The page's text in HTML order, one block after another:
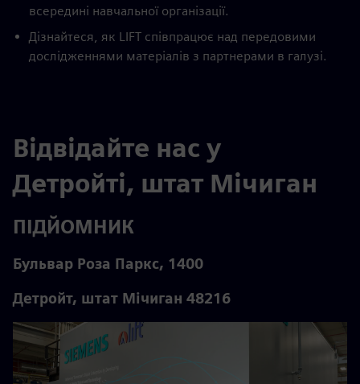
всередині навчальної організації.
Дізнайтеся, як LIFT співпрацює над передовими
дослідженнями матеріалів з партнерами в галузі.
Відвідайте нас у
Детройті, штат Мічиган
ПІДЙОМНИК
Бульвар Роза Паркс, 1400
Детройт, штат Мічиган 48216